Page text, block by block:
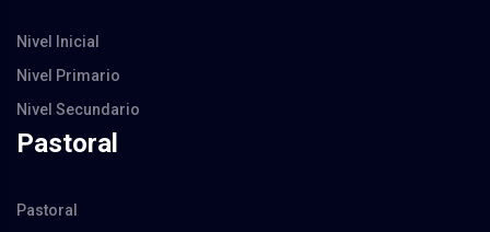
Nivel Inicial
Nivel Primario
Nivel Secundario
Pastoral
Pastoral